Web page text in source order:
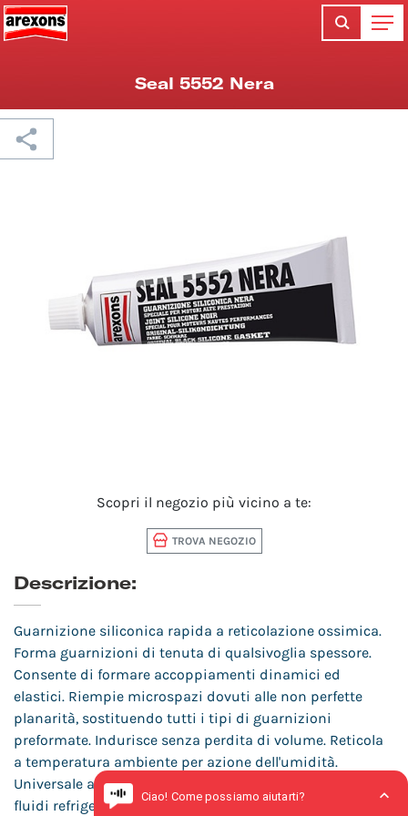
Seal 5552 Nera
Scopri il negozio più vicino a te:
TROVA NEGOZIO
Descrizione:
Guarnizione siliconica rapida a reticolazione ossimica.
Forma guarnizioni di tenuta di qualsivoglia spessore.
Consente di formare accoppiamenti dinamici ed
elastici. Riempie microspazi dovuti alle non perfette
planarità, sostituendo tutti i tipi di guarnizioni
preformate. Indurisce senza perdita di volume. Reticola
a temperatura ambiente per azione dell'umidità.
Universale ad alte prestazioni. Resiste a oli, benzina,
fluidi refrigeranti. Temperatura d'esercizio: da -70°C a